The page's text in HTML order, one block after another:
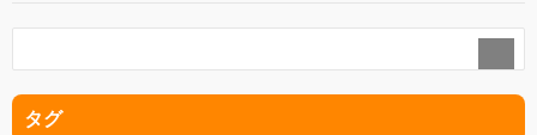
タグ